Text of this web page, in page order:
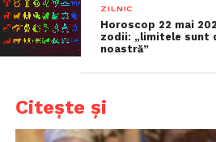
ZILNIC
Horoscop 22 mai
zodii: „limitele sunt
noastră”
Citește și